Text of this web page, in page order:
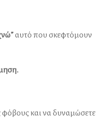
αυτό που σκεφτόμουν
φόβους και να δυναμώσετε